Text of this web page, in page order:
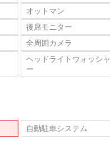
オットマン
後席モニター
全周囲カメラ
ヘッドライトウォッシャ
ー
自動駐車システム